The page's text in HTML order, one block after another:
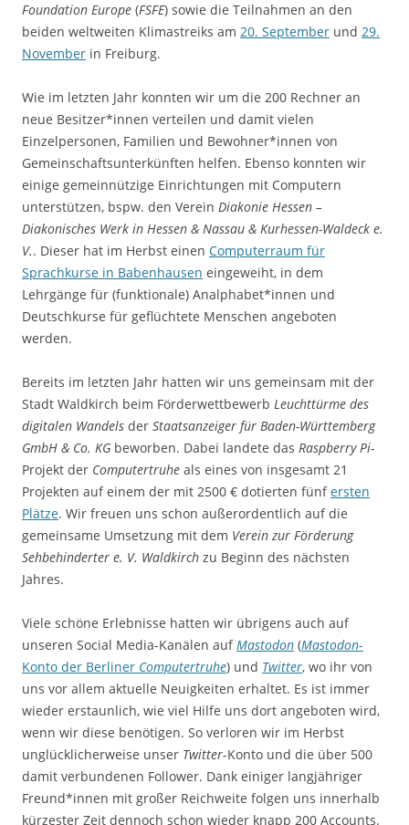
Foundation Europe (FSFE) sowie die Teilnahmen an den
beiden weltweiten Klimastreiks am 20. September und 29.
November in Freiburg.
Wie im letzten Jahr konnten wir um die 200 Rechner an
neue Besitzer*innen verteilen und damit vielen
Einzelpersonen, Familien und Bewohner*innen von
Gemeinschaftsunterkünften helfen. Ebenso konnten wir
einige gemeinnützige Einrichtungen mit Computern
unterstützen, bspw. den Verein Diakonie Hessen –
Diakonisches Werk in Hessen & Nassau & Kurhessen-Waldeck e.
V.. Dieser hat im Herbst einen Computerraum für
Sprachkurse in Babenhausen eingeweiht, in dem
Lehrgänge für (funktionale) Analphabet*innen und
Deutschkurse für geflüchtete Menschen angeboten
werden.
Bereits im letzten Jahr hatten wir uns gemeinsam mit der
Stadt Waldkirch beim Förderwettbewerb Leuchttürme des
digitalen Wandels der Staatsanzeiger für Baden-Württemberg
GmbH & Co. KG beworben. Dabei landete das Raspberry Pi-
Projekt der Computertruhe als eines von insgesamt 21
Projekten auf einem der mit 2500 € dotierten fünfersten
Plätze. Wir freuen uns schon außerordentlich auf die
gemeinsame Umsetzung mit dem Verein zur Förderung
Sehbehinderter e. V. Waldkirch zu Beginn des nächsten
Jahres.
Viele schöne Erlebnisse hatten wir übrigens auch auf
unseren Social Media-Kanälen aufMastodon (Mastodon-
Konto der Berliner Computertruhe) und Twitter, wo ihr von
uns vor allem aktuelle Neuigkeiten erhaltet. Es ist immer
wieder erstaunlich, wie viel Hilfe uns dort angeboten wird,
wenn wir diese benötigen. So verloren wir im Herbst
unglücklicherweise unser Twitter-Konto und die über 500
damit verbundenen Follower. Dank einiger langjähriger
Freund*innen mit großer Reichweite folgen uns innerhalb
kürzester Zeit dennoch schon wieder knapp 200 Accounts.